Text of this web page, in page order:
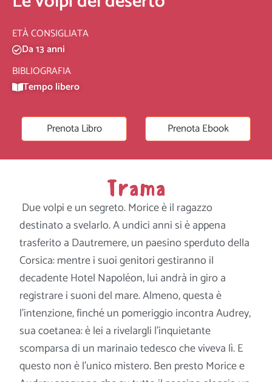
ETÀ CONSIGLIATA
Da 13 anni
BIBLIOGRAFIA
Tempo libero
Prenota Libro Prenota Ebook
Trama
Due volpi e un segreto. Morice è il ragazzo
destinato a svelarlo. A undici anni si è appena
trasferito a Dautremere, un paesino sperduto della
Corsica: mentre i suoi genitori gestiranno il
decadente Hotel Napoléon, lui andrà in giro a
registrare i suoni del mare. Almeno, questa è
l’intenzione, finché un pomeriggio incontra Audrey,
sua coetanea: è lei a rivelargli l’inquietante
scomparsa di un marinaio tedesco che viveva lì. E
questo non è l’unico mistero. Ben presto Morice e